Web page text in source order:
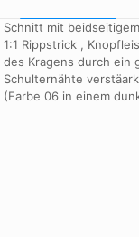
Schnitt mit
1:1 Rippstrick ,
des Kragens durch ein
Schulternähte
(Farbe 06 in einem